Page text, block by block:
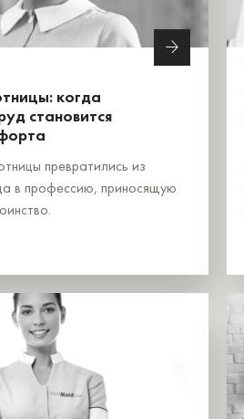
когда
становится
превратились из
в профессию, приносящую